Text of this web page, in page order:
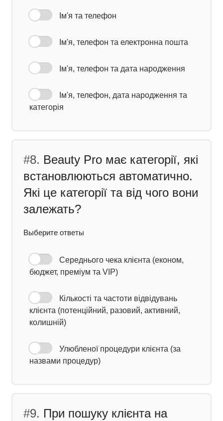
Ім'я та телефон
Ім'я, телефон та електронна пошта
Ім'я, телефон та дата народження
Ім'я, телефон, дата народження та
категорія
#8. Beauty Pro має категорії, які
встановлюються автоматично.
Які це категорії та від чого вони
залежать?
Выберите ответы
Середнього чека клієнта (економ,
бюджет, преміум та VIP)
Кількості та частоти відвідувань
клієнта (потенційний, разовий, активний,
колишній)
Улюбленої процедури клієнта (за
назвами процедур)
#9. При пошуку клієнта на